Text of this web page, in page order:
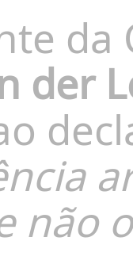
da
der
não